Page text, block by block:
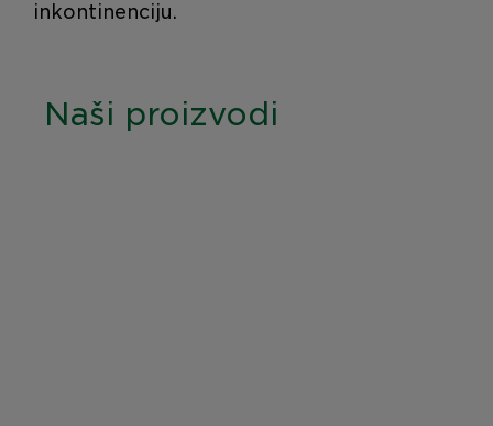
inkontinenciju.
Naši proizvodi